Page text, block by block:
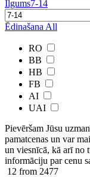
Ilgums7-14
Ēdinašana All
RO
BB
HB
FB
AI
UAI
Pievēršam Jūsu
pamatcenas un var
un viesnīcā, kā arī no
informāciju par cenu
12 from 2477